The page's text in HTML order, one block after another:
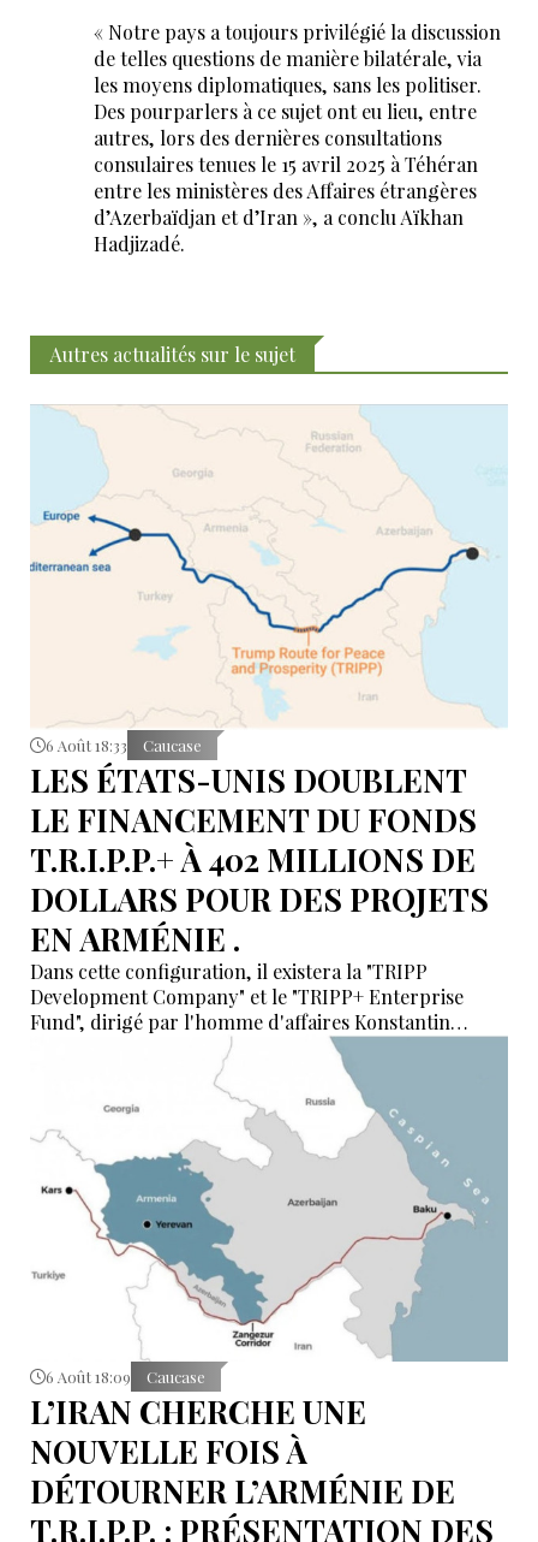
« Notre pays a toujours privilégié la discussion
de telles questions de manière bilatérale, via
les moyens diplomatiques, sans les politiser.
Des pourparlers à ce sujet ont eu lieu, entre
autres, lors des dernières consultations
consulaires tenues le 15 avril 2025 à Téhéran
entre les ministères des Affaires étrangères
d’Azerbaïdjan et d’Iran », a conclu Aïkhan
Hadjizadé.
Autres actualités sur le sujet
6 Août 18:33 Caucase
LES ÉTATS-UNIS DOUBLENT
LE FINANCEMENT DU FONDS
T.R.I.P.P.+ À 402 MILLIONS DE
DOLLARS POUR DES PROJETS
EN ARMÉNIE .
Dans cette configuration, il existera la "TRIPP
Development Company" et le "TRIPP+ Enterprise
Fund", dirigé par l'homme d'affaires Konstantin
6 Août 18:09 Caucase
L’IRAN CHERCHE UNE
NOUVELLE FOIS À
DÉTOURNER L’ARMÉNIE DE
T.R.I.P.P. : PRÉSENTATION DES